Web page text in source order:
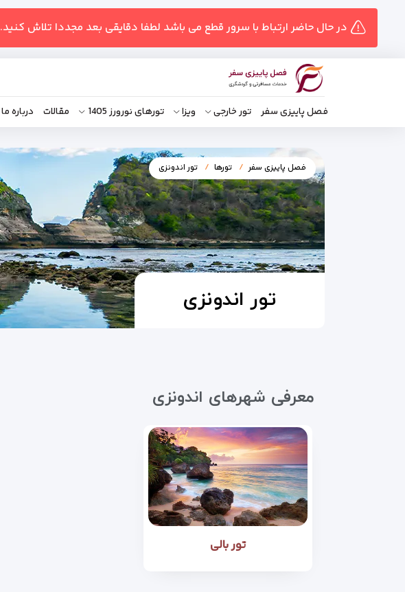
در حال حاضر ارتباط با سرور قطع می باشد لطفا دقایقی بعد مجددا تلاش کنید.
فصل پاییزی سفر تور خارجی ویزا تورهای نورورز 1405 مقالات درباره ما
فصل پاییزی سفر تورها تور اندونزی
تور اندونزی
معرفی شهرهای اندونزی
تور بالی